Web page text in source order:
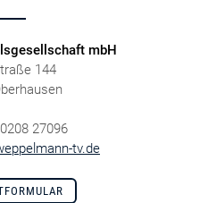
mbH
144
0208 27096
tv.de